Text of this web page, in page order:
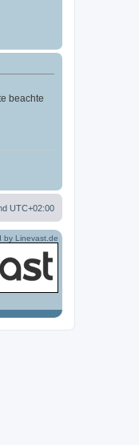
beachte
UTC+02:00
by Linevast.de